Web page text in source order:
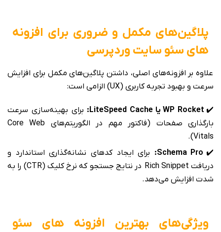
پلاگین‌های مکمل و ضروری برای افزونه
های سئو سایت وردپرسی
علاوه بر افزونه‌های اصلی، داشتن پلاگین‌های مکمل برای افزایش
سرعت و بهبود تجربه کاربری (UX) الزامی است:
✔️ WP Rocket یا LiteSpeed Cache:
برای بهینه‌سازی سرعت
بارگذاری صفحات (فاکتور مهم در الگوریتم‌های Core Web
Vitals).
✔️
برای ایجاد کدهای نشانه‌گذاری استاندارد و
دریافت Rich Snippet در نتایج جستجو که نرخ کلیک (CTR) را به
شدت افزایش می‌دهد.
ویژگی‌های بهترین افزونه های سئو